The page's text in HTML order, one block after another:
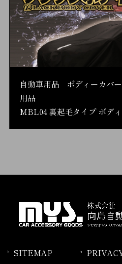
自動車用品 ボディーカ
用品
MBL04 裏起毛タイプ ボデ
SITEMAP